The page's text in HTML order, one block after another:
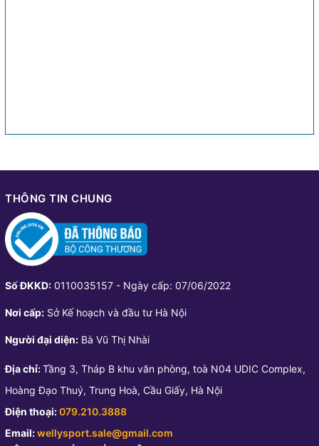
THÔNG TIN CHUNG
Số ĐKKD: 0110035157 - Ngày cấp: 07/06/2022
Nơi cấp: Sở Kế hoạch và đầu tư Hà Nội
Người đại diện: Bà Vũ Thị Nhài
Địa chỉ:Tầng 3, Tháp B khu văn phòng, toà N04 UDIC Complex,
Hoàng Đạo Thuý, Trung Hoà, Cầu Giấy, Hà Nội
Điện thoại:079.210.3888
Email:wellysport.sale@gmail.com